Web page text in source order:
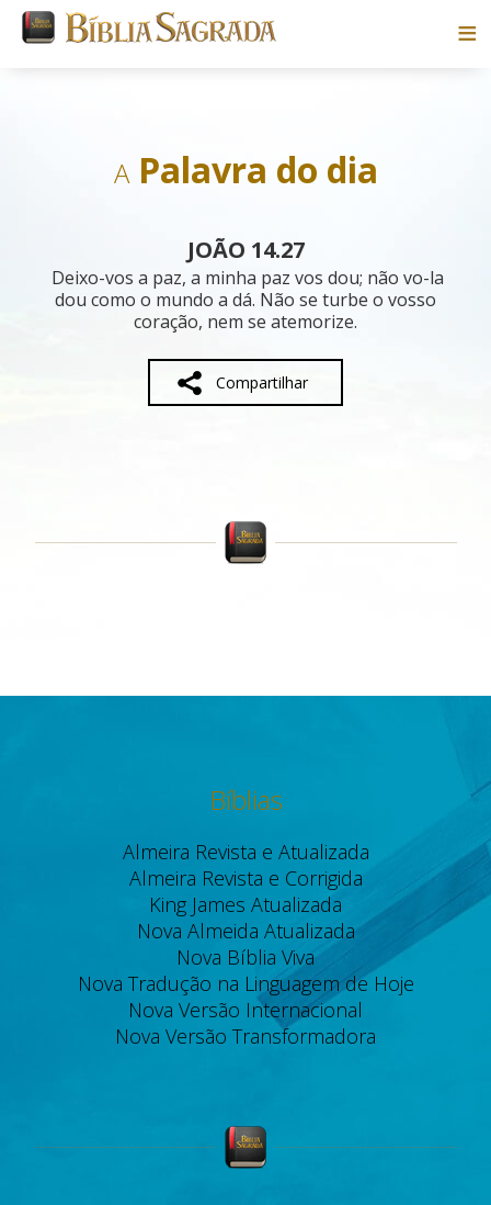
Blog
Parceiros
Sobre
APalavra do dia
JOÃO 14.27
Deixo-vos a paz, a minha paz vos dou; não vo-la
dou como o mundo a dá. Não se turbe o vosso
coração, nem se atemorize.
Compartilhar
Bíblias
Almeira Revista e Atualizada
Almeira Revista e Corrigida
King James Atualizada
Nova Almeida Atualizada
Nova Bíblia Viva
Nova Tradução na Linguagem de Hoje
Nova Versão Internacional
Nova Versão Transformadora